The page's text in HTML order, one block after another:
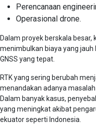
Perencanaan
Operasional drone.
Dalam proyek berskala
menimbulkan biaya yang
GNSS yang tepat.
RTK yang sering berubah
menandakan adanya
Dalam banyak kasus,
yang meningkat akibat
ekuator seperti Indonesia.